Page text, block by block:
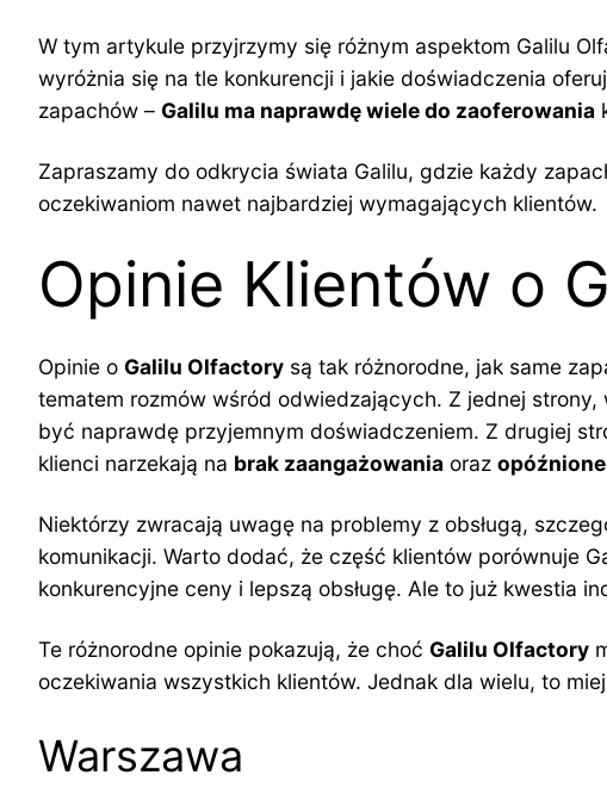
W tym artykule przyjrzymy się różnym aspektom Galilu
wyróżnia się na tle konkurencji i jakie doświadczenia
zapachów – Galilu ma naprawdę wiele do zaoferowania
Zapraszamy do odkrycia świata Galilu, gdzie każdy
oczekiwaniom nawet najbardziej wymagających klientów.
Opinie Klientów o
Opinie o Galilu Olfactory są tak różnorodne, jak same
tematem rozmów wśród odwiedzających. Z jednej strony,
być naprawdę przyjemnym doświadczeniem. Z drugiej
klienci narzekają na brak zaangażowania oraz
Niektórzy zwracają uwagę na problemy z obsługą,
komunikacji. Warto dodać, że część klientów porównuje
konkurencyjne ceny i lepszą obsługę. Ale to już kwestia
Te różnorodne opinie pokazują, że choć Galilu Olfactory
oczekiwania wszystkich klientów. Jednak dla wielu, to
Warszawa